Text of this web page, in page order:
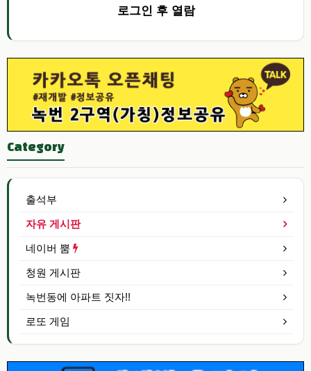
로그인 후 열람
Category
출석부
자유 게시판
네이버 뿜
청원 게시판
녹번동에 아파트 짓자!!
로또 게임